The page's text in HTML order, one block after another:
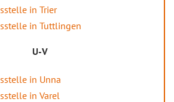
in Trier
in Tuttlingen
U-V
in Unna
in Varel